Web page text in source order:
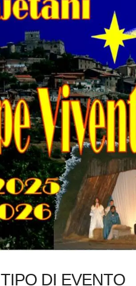
TIPO DI EVENTO